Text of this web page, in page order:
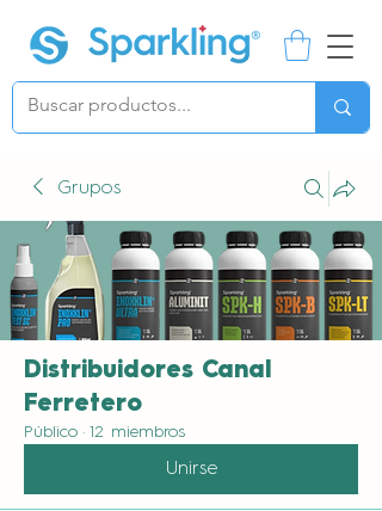
Grupos
Distribuidores Canal
Ferretero
Público · 12 miembros
Unirse